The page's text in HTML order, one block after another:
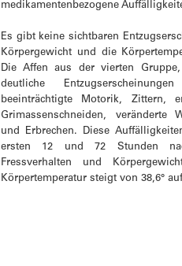
medikamentenbezogene
Es gibt keine sichtbaren
Körpergewicht und die
Die Affen aus der vierten
deutliche
beeinträchtigte Motorik, Zittern,
Grimassenschneiden, veränderte
und Erbrechen. Diese
ersten 12 und 72 Stunden
Fressverhalten und
Körpertemperatur steigt von 38,6°